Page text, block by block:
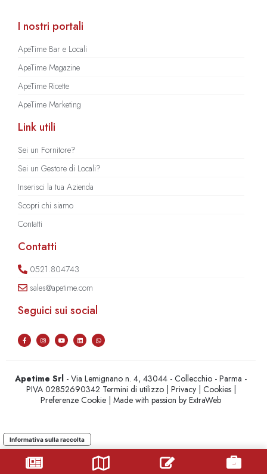
I nostri portali
ApeTime Bar e Locali
ApeTime Magazine
ApeTime Ricette
ApeTime Marketing
Link utili
Sei un Fornitore?
Sei un Gestore di Locali?
Inserisci la tua Azienda
Scopri chi siamo
Contatti
Contatti
0521.804743
sales@apetime.com
Seguici sui social
Apetime Srl - Via Lemignano n. 4, 43044 - Collecchio - Parma -
PIVA 02852690342 Termini di utilizzo| Privacy| Cookies|
Preferenze Cookie | Made with passion byExtraWeb
Informativa sulla raccolta